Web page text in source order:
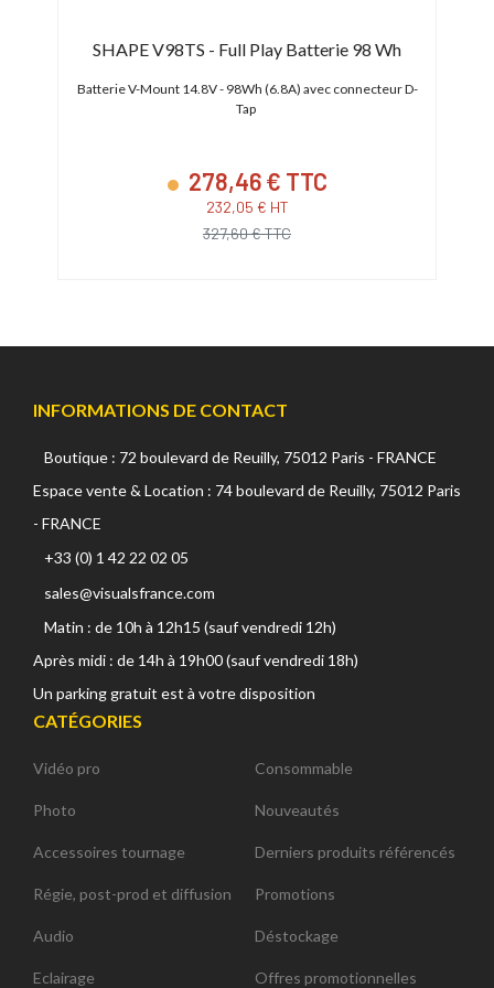
SHAPE V98TS - Full Play Batterie 98 Wh
Batterie V-Mount 14.8V - 98Wh (6.8A) avec connecteur D-
Tap
278,46 € TTC
232,05 € HT
327,60 € TTC
INFORMATIONS DE CONTACT
Boutique : 72 boulevard de Reuilly, 75012 Paris - FRANCE
Espace vente & Location : 74 boulevard de Reuilly, 75012 Paris
- FRANCE
+33 (0) 1 42 22 02 05
sales@visualsfrance.com
Matin : de 10h à 12h15 (sauf vendredi 12h)
Après midi : de 14h à 19h00 (sauf vendredi 18h)
Un parking gratuit est à votre disposition
CATÉGORIES
Vidéo pro
Photo
Accessoires tournage
Régie, post-prod et diffusion
Audio
Eclairage
Consommable
Nouveautés
Derniers produits référencés
Promotions
Déstockage
Offres promotionnelles